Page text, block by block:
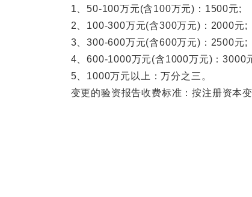
1、50-100万元(含100万元)：1500元;
2、100-300万元(含300万元)：2000元;
3、300-600万元(含600万元)：2500元;
4、600-1000万元(含1000万元)：3000
5、1000万元以上：万分之三。
变更的验资报告收费标准：按注册资本变